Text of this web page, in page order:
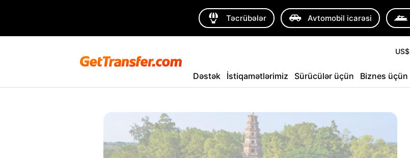
Təcrübələr Avtomobil icarəsi
US$
Dəstək İstiqamətlərimiz Sürücülər üçün Biznes üçün